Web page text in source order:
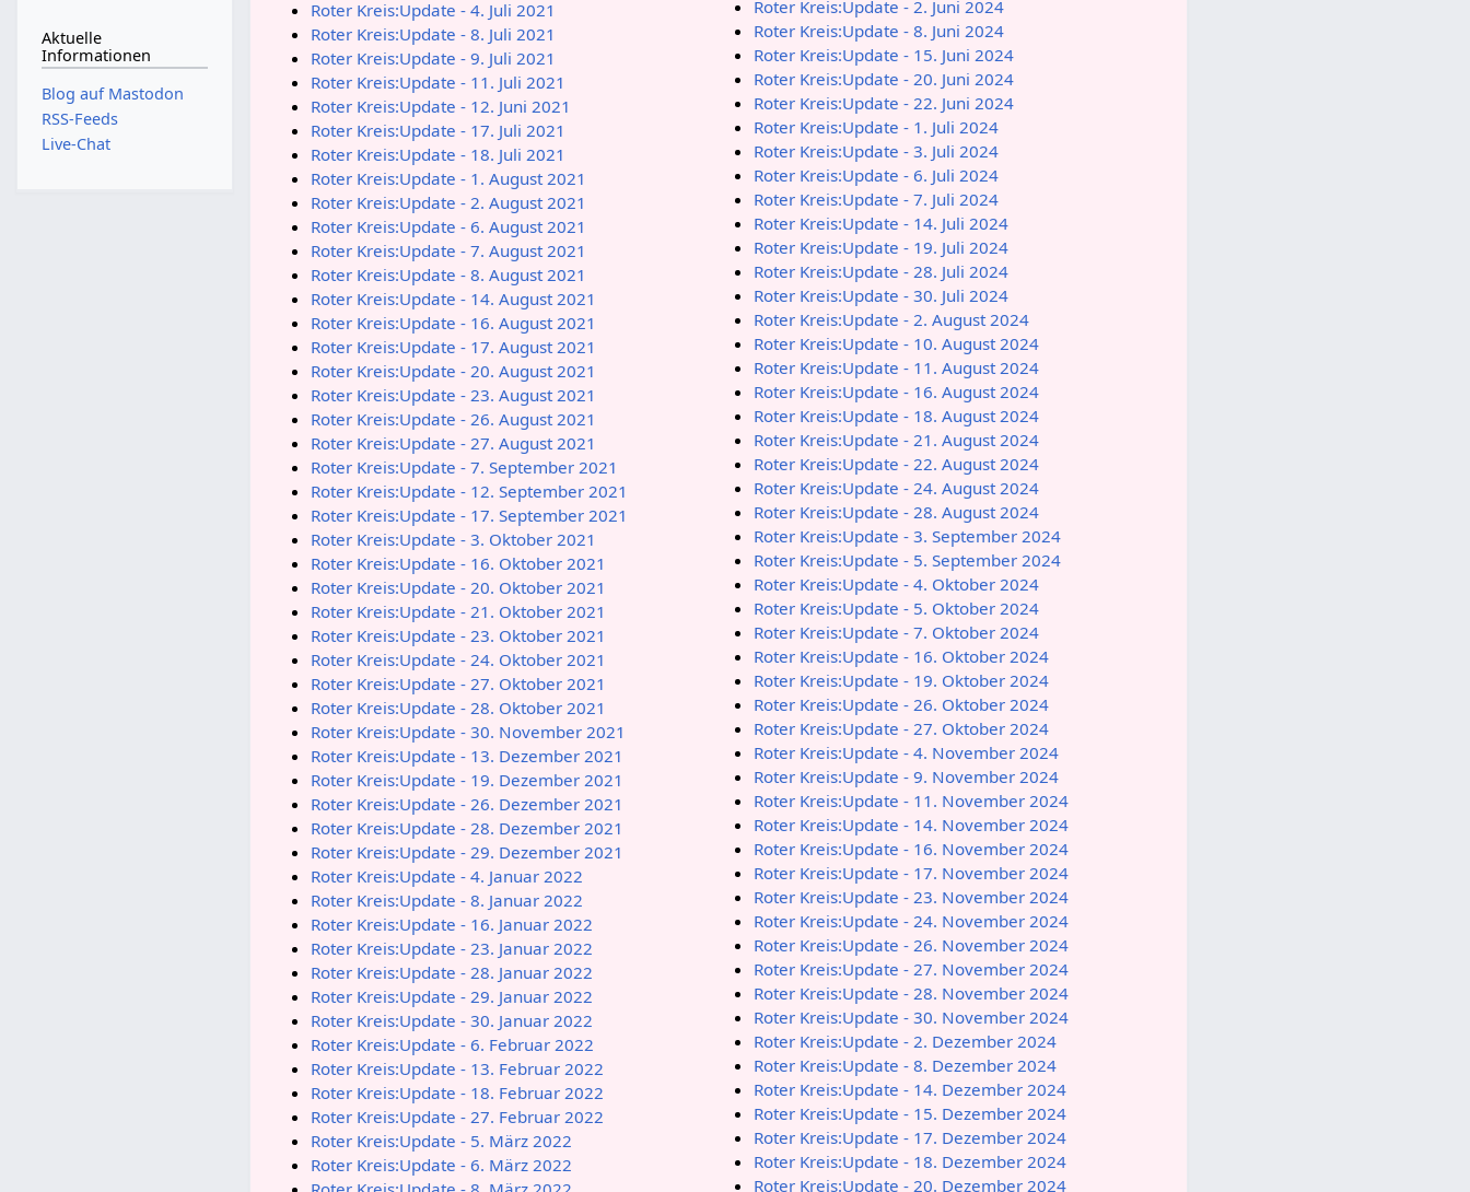
Roter Kreis:Update - 4. Juli 2021
Roter Kreis:Update - 8. Juli 2021
Roter Kreis:Update - 9. Juli 2021
Roter Kreis:Update - 11. Juli 2021
Roter Kreis:Update - 12. Juni 2021
Roter Kreis:Update - 17. Juli 2021
Roter Kreis:Update - 18. Juli 2021
Roter Kreis:Update - 1. August 2021
Roter Kreis:Update - 2. August 2021
Roter Kreis:Update - 6. August 2021
Roter Kreis:Update - 7. August 2021
Roter Kreis:Update - 8. August 2021
Roter Kreis:Update - 14. August 2021
Roter Kreis:Update - 16. August 2021
Roter Kreis:Update - 17. August 2021
Roter Kreis:Update - 20. August 2021
Roter Kreis:Update - 23. August 2021
Roter Kreis:Update - 26. August 2021
Roter Kreis:Update - 27. August 2021
Roter Kreis:Update - 7. September 2021
Roter Kreis:Update - 12. September 2021
Roter Kreis:Update - 17. September 2021
Roter Kreis:Update - 3. Oktober 2021
Roter Kreis:Update - 16. Oktober 2021
Roter Kreis:Update - 20. Oktober 2021
Roter Kreis:Update - 21. Oktober 2021
Roter Kreis:Update - 23. Oktober 2021
Roter Kreis:Update - 24. Oktober 2021
Roter Kreis:Update - 27. Oktober 2021
Roter Kreis:Update - 28. Oktober 2021
Roter Kreis:Update - 30. November 2021
Roter Kreis:Update - 13. Dezember 2021
Roter Kreis:Update - 19. Dezember 2021
Roter Kreis:Update - 26. Dezember 2021
Roter Kreis:Update - 28. Dezember 2021
Roter Kreis:Update - 29. Dezember 2021
Roter Kreis:Update - 4. Januar 2022
Roter Kreis:Update - 8. Januar 2022
Roter Kreis:Update - 16. Januar 2022
Roter Kreis:Update - 23. Januar 2022
Roter Kreis:Update - 28. Januar 2022
Roter Kreis:Update - 29. Januar 2022
Roter Kreis:Update - 30. Januar 2022
Roter Kreis:Update - 6. Februar 2022
Roter Kreis:Update - 13. Februar 2022
Roter Kreis:Update - 18. Februar 2022
Roter Kreis:Update - 27. Februar 2022
Roter Kreis:Update - 5. März 2022
Roter Kreis:Update - 6. März 2022
Roter Kreis:Update - 2. Juni 2024
Roter Kreis:Update - 8. Juni 2024
Roter Kreis:Update - 15. Juni 2024
Roter Kreis:Update - 20. Juni 2024
Roter Kreis:Update - 22. Juni 2024
Roter Kreis:Update - 1. Juli 2024
Roter Kreis:Update - 3. Juli 2024
Roter Kreis:Update - 6. Juli 2024
Roter Kreis:Update - 7. Juli 2024
Roter Kreis:Update - 14. Juli 2024
Roter Kreis:Update - 19. Juli 2024
Roter Kreis:Update - 28. Juli 2024
Roter Kreis:Update - 30. Juli 2024
Roter Kreis:Update - 2. August 2024
Roter Kreis:Update - 10. August 2024
Roter Kreis:Update - 11. August 2024
Roter Kreis:Update - 16. August 2024
Roter Kreis:Update - 18. August 2024
Roter Kreis:Update - 21. August 2024
Roter Kreis:Update - 22. August 2024
Roter Kreis:Update - 24. August 2024
Roter Kreis:Update - 28. August 2024
Roter Kreis:Update - 3. September 2024
Roter Kreis:Update - 5. September 2024
Roter Kreis:Update - 4. Oktober 2024
Roter Kreis:Update - 5. Oktober 2024
Roter Kreis:Update - 7. Oktober 2024
Roter Kreis:Update - 16. Oktober 2024
Roter Kreis:Update - 19. Oktober 2024
Roter Kreis:Update - 26. Oktober 2024
Roter Kreis:Update - 27. Oktober 2024
Roter Kreis:Update - 4. November 2024
Roter Kreis:Update - 9. November 2024
Roter Kreis:Update - 11. November 2024
Roter Kreis:Update - 14. November 2024
Roter Kreis:Update - 16. November 2024
Roter Kreis:Update - 17. November 2024
Roter Kreis:Update - 23. November 2024
Roter Kreis:Update - 24. November 2024
Roter Kreis:Update - 26. November 2024
Roter Kreis:Update - 27. November 2024
Roter Kreis:Update - 28. November 2024
Roter Kreis:Update - 30. November 2024
Roter Kreis:Update - 2. Dezember 2024
Roter Kreis:Update - 8. Dezember 2024
Roter Kreis:Update - 14. Dezember 2024
Roter Kreis:Update - 15. Dezember 2024
Roter Kreis:Update - 17. Dezember 2024
Roter Kreis:Update - 18. Dezember 2024
Roter Kreis:Update - 20. Dezember 2024
Aktuelle
Informationen
Blog auf Mastodon
RSS-Feeds
Live-Chat